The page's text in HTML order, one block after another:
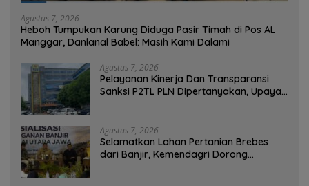
Agustus 7, 2026
Heboh Tumpukan Karung Diduga Pasir Timah di Pos AL
Manggar, Danlanal Babel: Masih Kami Dalami
Agustus 7, 2026
Pelayanan Kinerja Dan Transparansi
Sanksi P2TL PLN Dipertanyakan, Upaya
Agustus 7, 2026
Selamatkan Lahan Pertanian Brebes
dari Banjir, Kemendagri Dorong